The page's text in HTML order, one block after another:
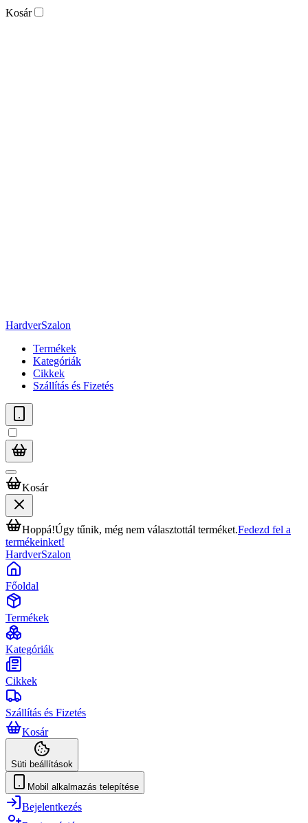
Kosár
HardverSzalon
Termékek
Kategóriák
Cikkek
Szállítás és Fizetés
Kosár
Hoppá!Úgy tűnik, még nem választottál terméket.Fedezd fel a
termékeinket!
HardverSzalon
Főoldal
Termékek
Kategóriák
Cikkek
Szállítás és Fizetés
Kosár
Süti beállítások
Mobil alkalmazás telepítése
Bejelentkezés